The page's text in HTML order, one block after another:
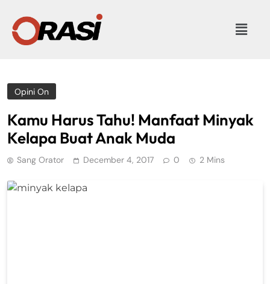
Opini On
Kamu Harus Tahu! Manfaat Minyak
Kelapa Buat Anak Muda
Sang Orator December 4, 2017 0 2 Mins